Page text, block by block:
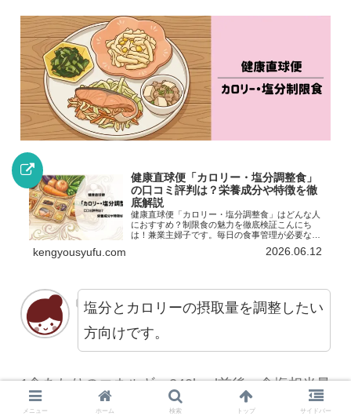
健康直球便「カロリー・塩分調整食」
の口コミ評判は？栄養成分や特徴を徹
底解説
健康直球便「カロリー・塩分調整食」はどんな人
におすすめ？制限食の魅力を徹底検証こんにち
は！兼業主婦子です。毎日の食事管理が必要な方
考えるのは大きな負担ですよね。特に制限が必要
kengyousyufu.com 2026.06.12
塩分とカロリーの摂取量を調整したい
方向けです。
1食あたりのエネルギー240kcal前後、食塩相当量
を2.0g以下に抑えたコースです。
メニュー ホーム 検索 トップ サイドバー